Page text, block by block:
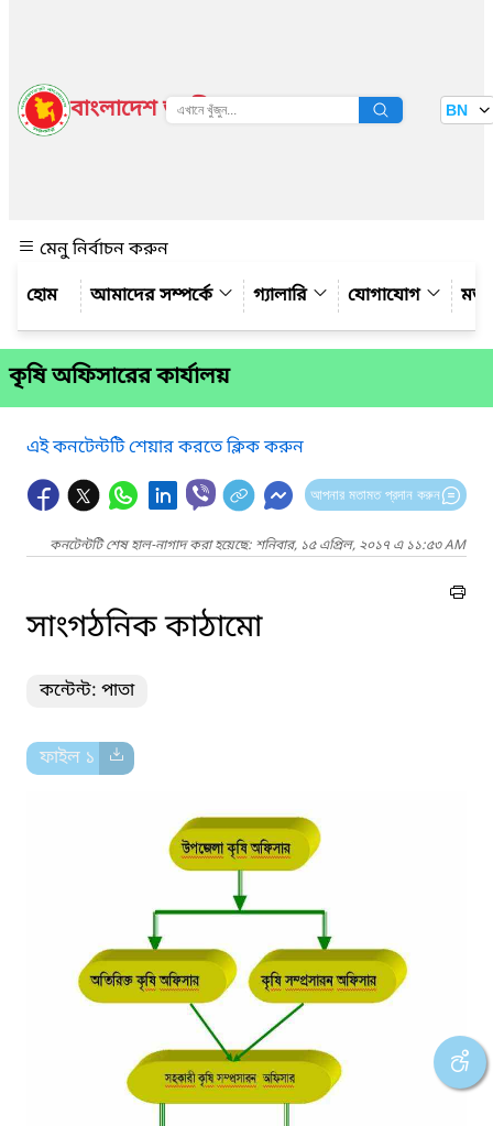
বাংলাদেশ জাতীয় তথ্য বাতায়ন BN
মেনু নির্বাচন করুন
আমাদের সম্পর্কে
গ্যালারি যোগাযোগ
কৃষি অফিসারের কার্যালয়
এই কনটেন্টটি শেয়ার করতে ক্লিক করুন
আপনার মতামত প্রদান করুন
কনটেন্টটি শেষ হাল-নাগাদ করা হয়েছে: শনিবার, ১৫ এপ্রিল, ২০১৭ এ ১১:৫৩ AM
সাংগঠনিক কাঠামো
কন্টেন্ট: পাতা
ফাইল ১